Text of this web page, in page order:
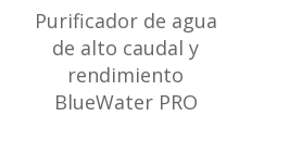
Purificador de agua
de alto caudal y
rendimiento
BlueWater PRO